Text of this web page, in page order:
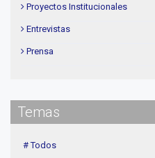
Proyectos Institucionales
Entrevistas
Prensa
Contenidos de Interés
Cuota
Temas
# Todos